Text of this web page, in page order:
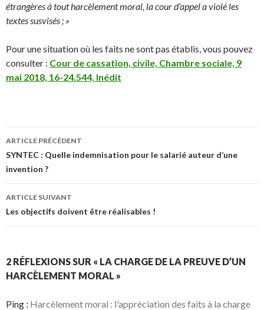
étrangères à tout harcèlement moral, la cour d’appel a violé les
textes susvisés ; »
Pour une situation où les faits ne sont pas établis, vous pouvez
consulter : Cour de cassation, civile, Chambre sociale, 9
mai 2018, 16-24.544, Inédit
Navigation
des
articles
ARTICLE PRÉCÉDENT
SYNTEC : Quelle indemnisation pour le salarié auteur d’une
invention ?
ARTICLE SUIVANT
Les objectifs doivent être réalisables !
2 RÉFLEXIONS SUR « LA CHARGE DE LA PREUVE D’UN
HARCÈLEMENT MORAL »
Ping : Harcèlement moral : l'appréciation des faits à la charge